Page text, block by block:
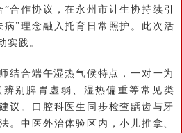
合作协议，在永州市计生协持续引
”理念融入托育日常照护。此次活
实践。
结合端午湿热气候特点，一对一为
别脾胃虚弱、湿热偏重等常见类
议。口腔科医生同步检查龋齿与牙
。中医外治体验区内，小儿推拿、